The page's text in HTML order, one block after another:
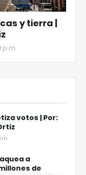
y tierra |
p.m.
votos | Por:
a
de